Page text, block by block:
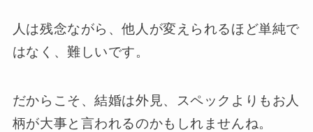
人は残念ながら、他人が変えられるほど単純で
はなく、難しいです。
だからこそ、結婚は外見、スペックよりもお人
柄が大事と言われるのかもしれませんね。